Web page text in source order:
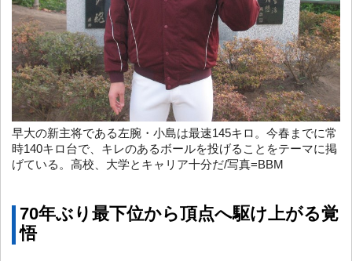
早大の新主将である左腕・小島は最速145キロ。今春までに常
時140キロ台で、キレのあるボールを投げることをテーマに掲
げている。高校、大学とキャリア十分だ/写真=BBM
70年ぶり最下位から頂点へ駆け上がる覚
悟